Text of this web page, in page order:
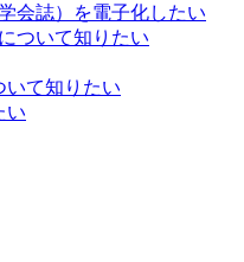
会誌）を電子化したい
ついて知りたい
いて知りたい
い